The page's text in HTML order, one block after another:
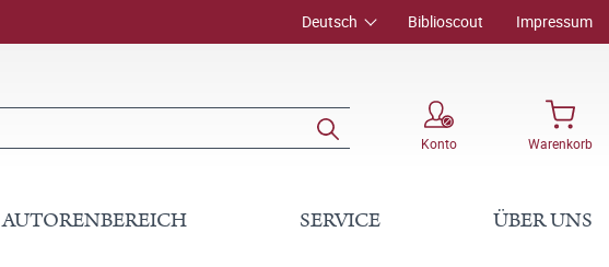
Deutsch Biblioscout Impressum
Konto Warenkorb
AUTORENBEREICH SERVICE ÜBER UNS